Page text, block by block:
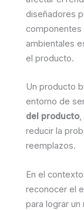
diseñadores
componentes
ambientales
el producto.
Un producto
entorno de
del producto,
reducir la
reemplazos.
En el
reconocer el
para lograr